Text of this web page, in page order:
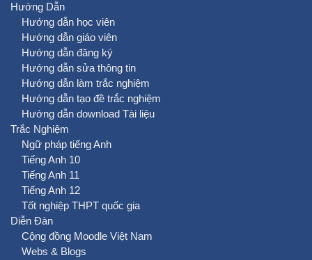
Hướng Dẫn
Hướng dẫn học viên
Hướng dẫn giáo viên
Hướng dẫn đăng ký
Hướng dẫn sửa thông tin
Hướng dẫn làm trắc nghiệm
Hướng dẫn tạo đề trắc nghiệm
Hướng dẫn download Tài liệu
Trắc Nghiệm
Ngữ pháp tiếng Anh
Tiếng Anh 10
Tiếng Anh 11
Tiếng Anh 12
Tốt nghiệp THPT quốc gia
Diễn Đàn
Cộng đồng Moodle Việt Nam
Webs & Blogs